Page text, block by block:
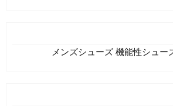
メンズシューズ 機能性シュー